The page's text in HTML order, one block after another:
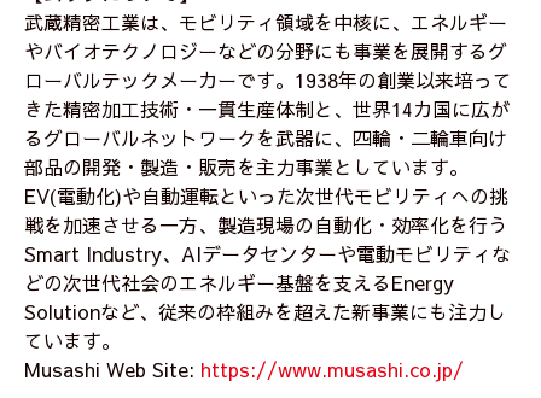
武蔵精密工業は、モビリティ領域を中核に、エネルギー
やバイオテクノロジーなどの分野にも事業を展開するグ
ローバルテックメーカーです。1938年の創業以来培って
きた精密加工技術・一貫生産体制と、世界14カ国に広が
るグローバルネットワークを武器に、四輪・二輪車向け
部品の開発・製造・販売を主力事業としています。
EV(電動化)や自動運転といった次世代モビリティへの挑
戦を加速させる一方、製造現場の自動化・効率化を行う
Smart Industry、AIデータセンターや電動モビリティな
どの次世代社会のエネルギー基盤を支えるEnergy
Solutionなど、従来の枠組みを超えた新事業にも注力し
ています。
Musashi Web Site: https://www.musashi.co.jp/